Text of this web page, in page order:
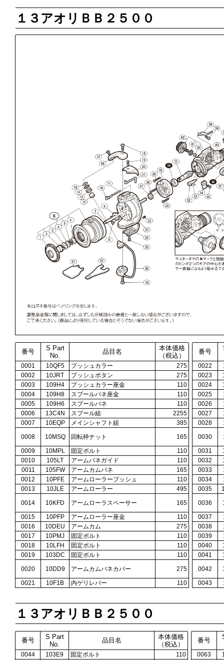
１３アオリＢＢ２５００
番号
S Part
No.
品目名
本体価格
（税込）
番号
0001 10QF5 プッシュカラー 275 0022
0002
10JRT プッシュボタン 275 0023
0003
109H4 プッシュカラー座金 110 0024
0004
109H8 スプールバネ座金 110 0025
0005
109H6 スプールバネ 110 0026
0006
13C4N スプール組 2255 0027
0007
10EQP メインシャフト組 385 0028
0008
10MSQ 回転枠ナット 165 0030
0009
10MPL 固定ボルト 110 0031
0010
105LT アームバネガイド 110 0032
0011
105FW アームカムバネ 165 0033
0012
10PFE アームローラーブッシュ 110 0034
0013
10JLE アームローラー 495 0035
0014
10KFD アームローラスペーサー 165 0036
0015
10PFP アームローラー座金 110 0037
0016
10DEU アームカム 275 0038
0017
10PMJ 固定ボルト 110 0039
0018
10LFH 固定ボルト 110 0040
0019
103DC 固定ボルト 110 0041
0020
10DD9 アームカムバネカバー 275 0042
0021
10F1B 内ゲリレバー 110 0043
１３アオリＢＢ２５００
番号
S Part
No.
品目名
本体価格
（税込）
番号
0044 103E9 固定ボルト 110 0063